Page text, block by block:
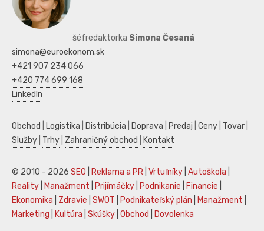
šéfredaktorka Simona Česaná
simona@euroekonom.sk
+421 907 234 066
+420 774 699 168
LinkedIn
Obchod Logistika Distribúcia Doprava Predaj Ceny Tovar
Služby Trhy Zahraničný obchod Kontakt
© 2010 - 2026 SEO Reklama a PR Vrtuľníky Autoškola
Reality
Manažment Prijímáčky Podnikanie Financie
Ekonomika
Zdravie SWOT Podnikateľský plán Manažment
Marketing
Kultúra Skúšky Obchod Dovolenka